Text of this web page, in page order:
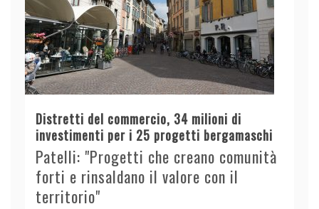
Distretti del commercio, 34 milioni di
investimenti per i 25 progetti bergamaschi
Patelli: "Progetti che creano comunità
forti e rinsaldano il valore con il
territorio"